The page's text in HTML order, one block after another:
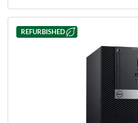
REFURBISHED